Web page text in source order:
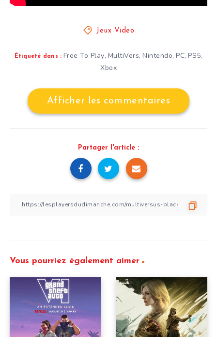
Jeux Video
Étiqueté dans : Free To Play, MultiVers,Nintendo,PC,PS5,
Xbox
Afficher les commentaires
Partager l'article :
Vous pourriez également aimer